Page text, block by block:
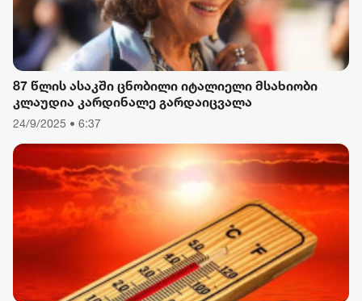
87 წლის ასაკში ცნობილი იტალიელი მსახიობი
კლაუდია კარდინალე გარდაიცვალა
24/9/2025 • 6:37